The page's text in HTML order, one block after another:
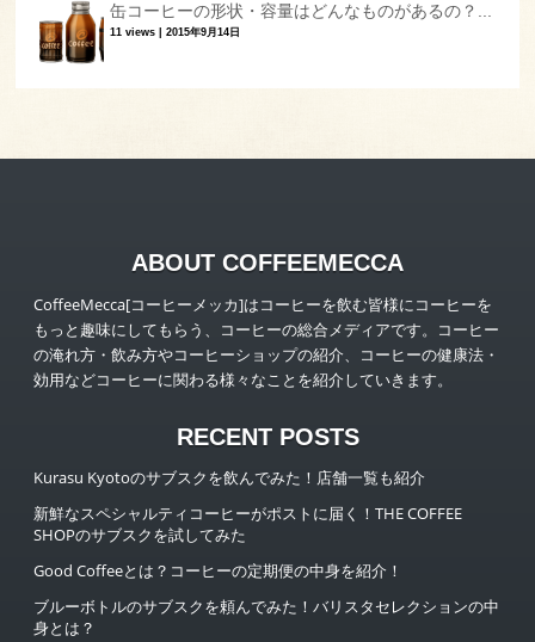
缶コーヒーの形状・容量はどんなものがあるの？...
11 views |2015年9月14日
ABOUT COFFEEMECCA
CoffeeMecca[コーヒーメッカ]はコーヒーを飲む皆様にコーヒーを
もっと趣味にしてもらう、コーヒーの総合メディアです。コーヒー
の淹れ方・飲み方やコーヒーショップの紹介、コーヒーの健康法・
効用などコーヒーに関わる様々なことを紹介していきます。
RECENT POSTS
Kurasu Kyotoのサブスクを飲んでみた！店舗一覧も紹介
新鮮なスペシャルティコーヒーがポストに届く！THE COFFEE
SHOPのサブスクを試してみた
Good Coffeeとは？コーヒーの定期便の中身を紹介！
ブルーボトルのサブスクを頼んでみた！バリスタセレクションの中
身とは？